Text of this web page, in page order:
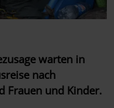
warten in
nach
Frauen und Kinder.